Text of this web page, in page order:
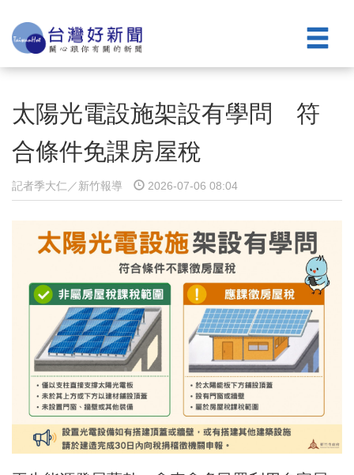
太陽光電設施架設有學問 符
合條件免課房屋稅
記者季大仁／新竹報導 2026-07-06 08:04